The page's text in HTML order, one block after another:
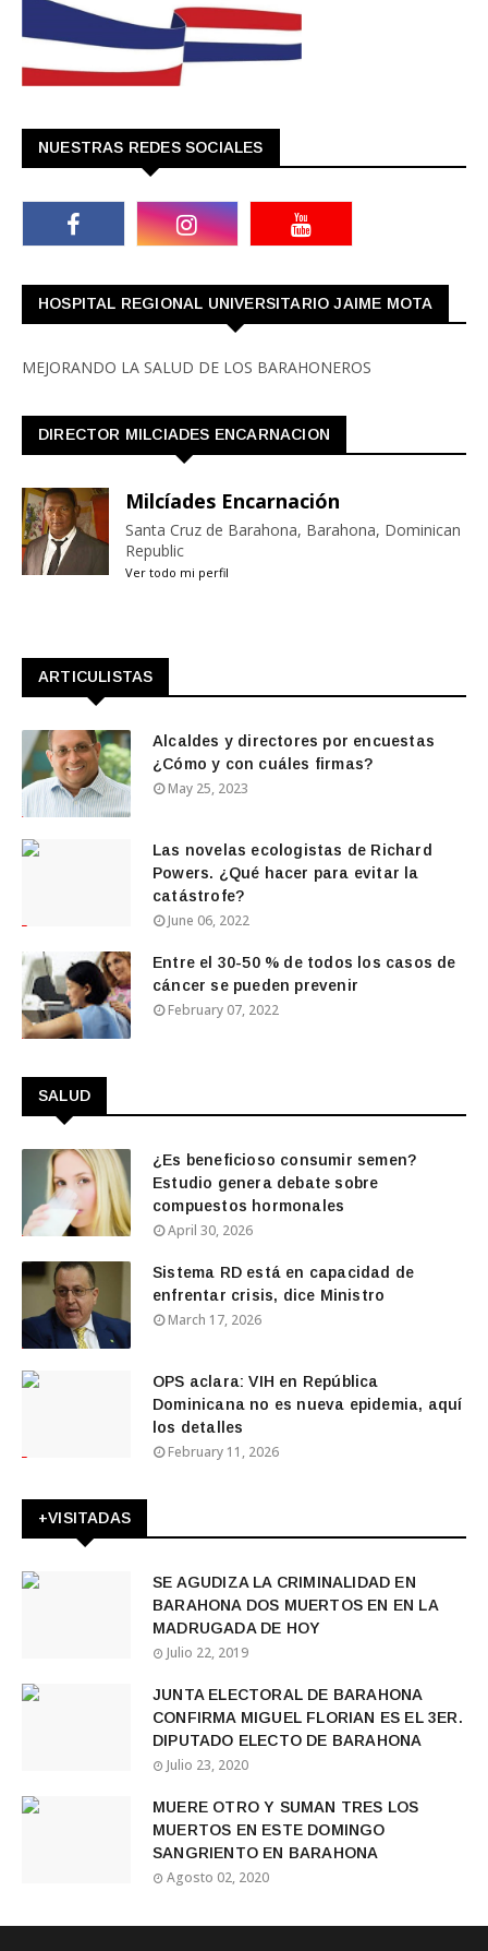
NUESTRAS REDES SOCIALES
HOSPITAL REGIONAL UNIVERSITARIO JAIME MOTA
MEJORANDO LA SALUD DE LOS BARAHONEROS
DIRECTOR MILCIADES ENCARNACION
Milcíades Encarnación
Santa Cruz de Barahona, Barahona, Dominican
Republic
Ver todo mi perfil
ARTICULISTAS
Alcaldes y directores por encuestas
¿Cómo y con cuáles firmas?
May 25, 2023
Las novelas ecologistas de Richard
Powers. ¿Qué hacer para evitar la
catástrofe?
June 06, 2022
Entre el 30-50 % de todos los casos de
cáncer se pueden prevenir
February 07, 2022
SALUD
¿Es beneficioso consumir semen?
Estudio genera debate sobre
compuestos hormonales
April 30, 2026
Sistema RD está en capacidad de
enfrentar crisis, dice Ministro
March 17, 2026
OPS aclara: VIH en República
Dominicana no es nueva epidemia, aquí
los detalles
February 11, 2026
+VISITADAS
SE AGUDIZA LA CRIMINALIDAD EN
BARAHONA DOS MUERTOS EN EN LA
MADRUGADA DE HOY
Julio 22, 2019
JUNTA ELECTORAL DE BARAHONA
CONFIRMA MIGUEL FLORIAN ES EL 3ER.
DIPUTADO ELECTO DE BARAHONA
Julio 23, 2020
MUERE OTRO Y SUMAN TRES LOS
MUERTOS EN ESTE DOMINGO
SANGRIENTO EN BARAHONA
Agosto 02, 2020